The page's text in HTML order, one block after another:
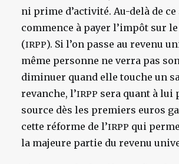
ni prime d’activité. Au-delà de
commence à payer l’impôt sur
(IRPP). Si l’on passe au revenu
même personne ne verra pas
diminuer quand elle touche un
revanche, l’IRPP sera quant à lui
source dès les premiers euros
cette réforme de l’IRPP qui
la majeure partie du revenu